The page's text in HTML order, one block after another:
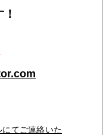
てご連絡いた